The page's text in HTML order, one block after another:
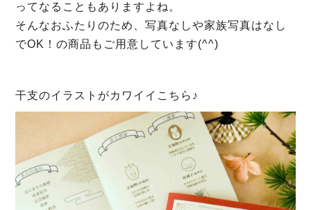
ってなることもありますよね。
そんなおふたりのため、写真なしや家族写真はなし
でOK！の商品もご用意しています(^^)
干支のイラストがカワイイこちら♪